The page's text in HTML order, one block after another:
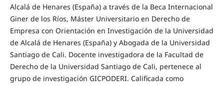
Alcalá de Henares (España) a través de la Beca Internacional
Giner de los Ríos, Máster Universitario en Derecho de
Empresa con Orientación en Investigación de la Universidad
de Alcalá de Henares (España) y Abogada de la Universidad
Santiago de Cali. Docente investigadora de la Facultad de
Derecho de la Universidad Santiago de Cali, pertenece al
grupo de investigación GICPODERI. Calificada como